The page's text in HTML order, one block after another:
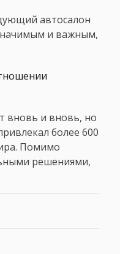
автосалон
и важным,
вновь и вновь, но
более 600
Помимо
решениями,